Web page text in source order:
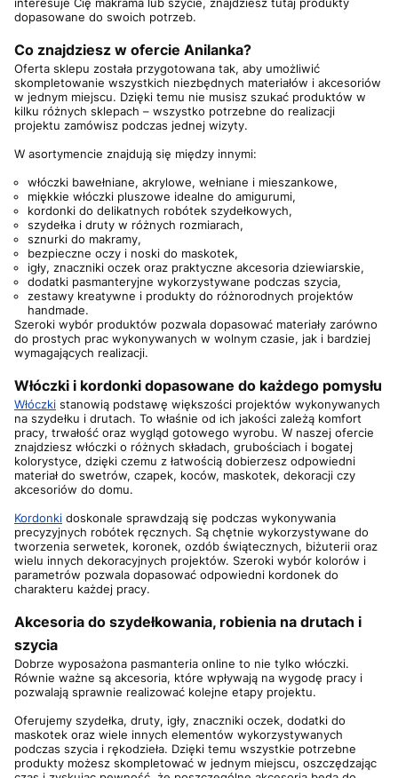
dopasowane do swoich potrzeb.
Co znajdziesz w ofercie Anilanka?
Oferta sklepu została przygotowana tak, aby umożliwić
skompletowanie wszystkich niezbędnych materiałów i akcesoriów
w jednym miejscu. Dzięki temu nie musisz szukać produktów w
kilku różnych sklepach – wszystko potrzebne do realizacji
projektu zamówisz podczas jednej wizyty.
W asortymencie znajdują się między innymi:
włóczki bawełniane, akrylowe, wełniane i mieszankowe,
miękkie włóczki pluszowe idealne do amigurumi,
kordonki do delikatnych robótek szydełkowych,
szydełka i druty w różnych rozmiarach,
sznurki do makramy,
bezpieczne oczy i noski do maskotek,
igły, znaczniki oczek oraz praktyczne akcesoria dziewiarskie,
dodatki pasmanteryjne wykorzystywane podczas szycia,
zestawy kreatywne i produkty do różnorodnych projektów
handmade.
Szeroki wybór produktów pozwala dopasować materiały zarówno
do prostych prac wykonywanych w wolnym czasie, jak i bardziej
wymagających realizacji.
Włóczki i kordonki dopasowane do każdego pomysłu
Włóczki stanowią podstawę większości projektów wykonywanych
na szydełku i drutach. To właśnie od ich jakości zależą komfort
pracy, trwałość oraz wygląd gotowego wyrobu. W naszej ofercie
znajdziesz włóczki o różnych składach, grubościach i bogatej
kolorystyce, dzięki czemu z łatwością dobierzesz odpowiedni
materiał do swetrów, czapek, koców, maskotek, dekoracji czy
akcesoriów do domu.
Kordonki doskonale sprawdzają się podczas wykonywania
precyzyjnych robótek ręcznych. Są chętnie wykorzystywane do
tworzenia serwetek, koronek, ozdób świątecznych, biżuterii oraz
wielu innych dekoracyjnych projektów. Szeroki wybór kolorów i
parametrów pozwala dopasować odpowiedni kordonek do
charakteru każdej pracy.
Akcesoria do szydełkowania, robienia na drutach i
szycia
Dobrze wyposażona pasmanteria online to nie tylko włóczki.
Równie ważne są akcesoria, które wpływają na wygodę pracy i
pozwalają sprawnie realizować kolejne etapy projektu.
Oferujemy szydełka, druty, igły, znaczniki oczek, dodatki do
maskotek oraz wiele innych elementów wykorzystywanych
podczas szycia i rękodzieła. Dzięki temu wszystkie potrzebne
produkty możesz skompletować w jednym miejscu, oszczędzając